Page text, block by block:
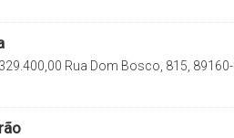
Rua Dom Bosco, 815, 89160-